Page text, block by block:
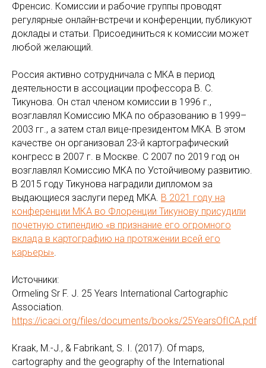
Френсис. Комиссии и рабочие группы проводят
регулярные онлайн-встречи и конференции, публикуют
доклады и статьи. Присоединиться к комиссии может
любой желающий.
Россия активно сотрудничала с МКА в период
деятельности в ассоциации профессора В. С.
Тикунова. Он стал членом комиссии в 1996 г.,
возглавлял Комиссию МКА по образованию в 1999–
2003 гг., а затем стал вице-президентом МКА. В этом
качестве он организовал 23-й картографический
конгресс в 2007 г. в Москве. С 2007 по 2019 год он
возглавлял Комиссию МКА по Устойчивому развитию.
В 2015 году Тикунова наградили дипломом за
выдающиеся заслуги перед МКА. В 2021 году на
конференции МКА во Флоренции Тикунову присудили
почетную стипендию «в признание его огромного
вклада в картографию на протяжении всей его
карьеры».
Источники:
Ormeling Sr F. J. 25 Years International Cartographic
Association.
https://icaci.org/files/documents/books/25YearsOfICA.pdf
Kraak, M.-J., & Fabrikant, S. I. (2017). Of maps,
cartography and the geography of the International